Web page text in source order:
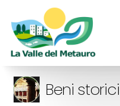
Beni